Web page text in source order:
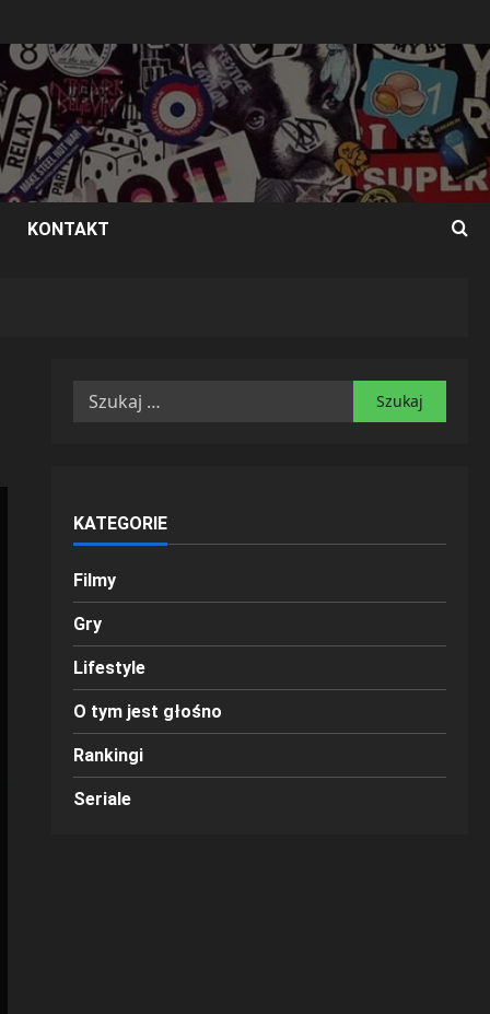
KONTAKT
Szukaj:
KATEGORIE
Filmy
Gry
Lifestyle
O tym jest głośno
Rankingi
Seriale